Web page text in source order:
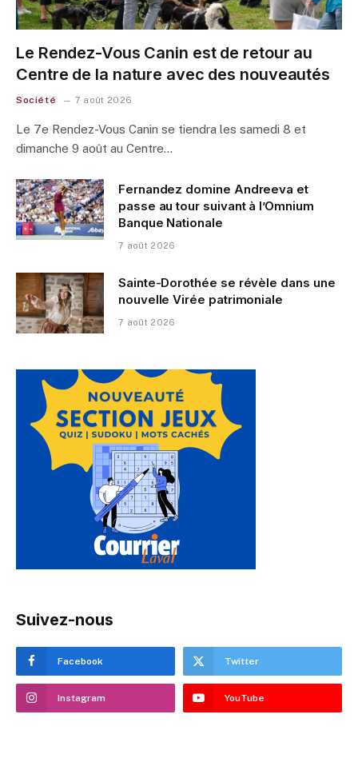
Le Rendez-Vous Canin est de retour au
Centre de la nature avec des nouveautés
Société 7 août 2026
Le 7e Rendez-Vous Canin se tiendra les samedi 8 et
dimanche 9 août au Centre…
Fernandez domine Andreeva et
passe au tour suivant à l’Omnium
Banque Nationale
7 août 2026
Sainte-Dorothée se révèle dans une
nouvelle Virée patrimoniale
7 août 2026
Suivez-nous
Facebook Twitter
Instagram YouTube